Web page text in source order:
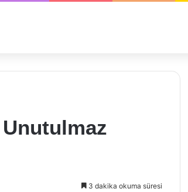
3 dakika okuma süresi